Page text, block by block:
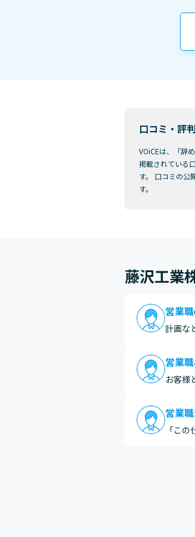
口コミ・評
VOiCEは、「辞
掲載されている
す。 口コミの公
す。
藤沢工業
営業職
計画な
営業職
お客様
営業職
「こ